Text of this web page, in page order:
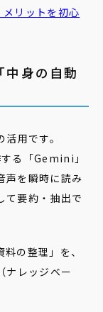
リットを初心
身の自動
用です。
る「Gemini」
声を瞬時に読み
て要約・抽出で
の整理」を、
ナレッジベー